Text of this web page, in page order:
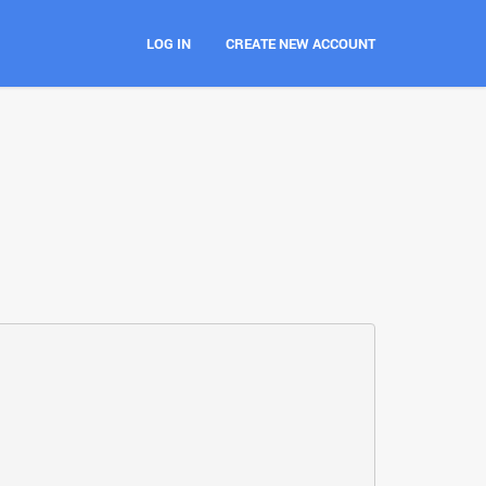
LOG IN CREATE NEW ACCOUNT